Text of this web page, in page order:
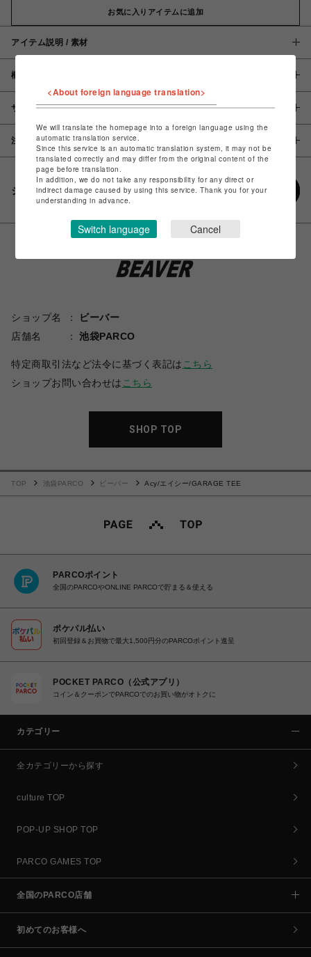
お気に入りアイテムに追加
アイテム説明 / 素材
概要
サイズ
注意事項
シェアする
ショップ名
ビーバー
店舗名
池袋PARCO
特定商取引法など法令に基づく表記は こちら
ショップお問い合わせは こちら
SHOP TOP
TOP 池袋PARCO ビーバー Acy/エイシー/GARAGE TEE
PARCOポイント
全国のPARCOやONLINE PARCOで貯まる＆使える
ポケパル払い
初回登録＆お買物で最大1,500円分のPARCOポイント進呈
POCKET PARCO（公式アプリ）
コイン＆クーポンでPARCOでのお買い物がオトクに
カテゴリー
全カテゴリーから探す
culture TOP
POP-UP SHOP TOP
PARCO GAMES TOP
全国のPARCO店舗
初めてのお客様へ
<About foreign language translation>
We will translate the homepage into a foreign language using the
automatic translation service.
Since this service is an automatic translation system, it may not be
translated correctly and may differ from the original content of the
page before translation.
In addition, we do not take any responsibility for any direct or
indirect damage caused by using this service. Thank you for your
understanding in advance.
Switch language Cancel